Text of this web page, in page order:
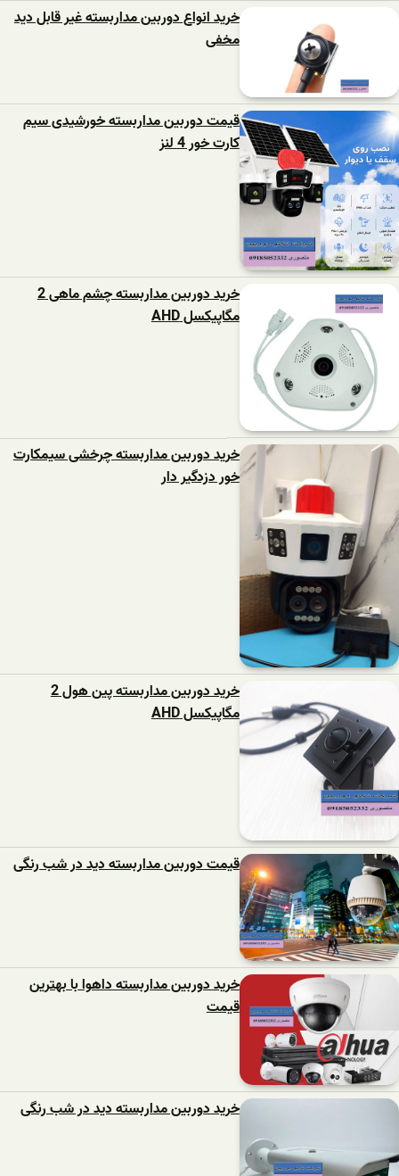
خرید انواع دوربین مداربسته غیر قابل دید
مخفی
قیمت دوربین مداربسته خورشیدی سیم
کارت خور 4 لنز
خرید دوربین مداربسته چشم ماهی 2
مگاپیکسل AHD
خرید دوربین مداربسته چرخشی سیمکارت
خور دزدگیر دار
خرید دوربین مداربسته پین هول 2
مگاپیکسل AHD
قیمت دوربین مداربسته دید در شب رنگی
خرید دوربین مداربسته داهوا با بهترین
قیمت
خرید دوربین مداربسته دید در شب رنگی